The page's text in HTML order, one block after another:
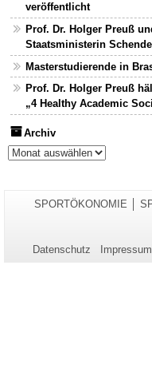
veröffentlicht
Prof. Dr. Holger Preuß
Staatsministerin
Masterstudierende in
Prof. Dr. Holger Preuß
„4 Healthy Academic
Archiv
Archiv
Seiten-
SPORTÖKONOMIE │
Datenschutz Impressum